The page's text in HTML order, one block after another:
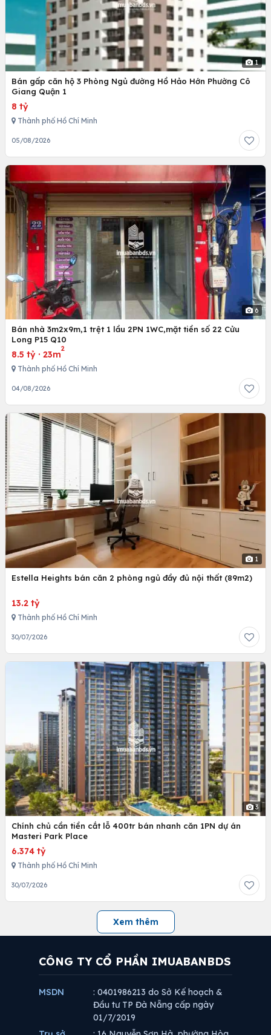
1
Bán gấp căn hộ 3 Phòng Ngủ đường Hồ Hảo Hớn Phường Cô
Giang Quận 1
8 tỷ
Thành phố Hồ Chí Minh
05/08/2026
6
Bán nhà 3m2x9m,1 trệt 1 lầu 2PN 1WC,mặt tiền số 22 Cửu
Long P15 Q10
8.5 tỷ · 23m
2
Thành phố Hồ Chí Minh
04/08/2026
1
Estella Heights bán căn 2 phòng ngủ đầy đủ nội thất (89m2)
13.2 tỷ
Thành phố Hồ Chí Minh
30/07/2026
3
Chính chủ cần tiền cắt lỗ 400tr bán nhanh căn 1PN dự án
Masteri Park Place
6.374 tỷ
Thành phố Hồ Chí Minh
30/07/2026
Xem thêm
CÔNG TY CỔ PHẦN IMUABANBDS
MSDN
: 0401986213 do Sở Kế hoạch &
Đầu tư TP Đà Nẵng cấp ngày
01/7/2019